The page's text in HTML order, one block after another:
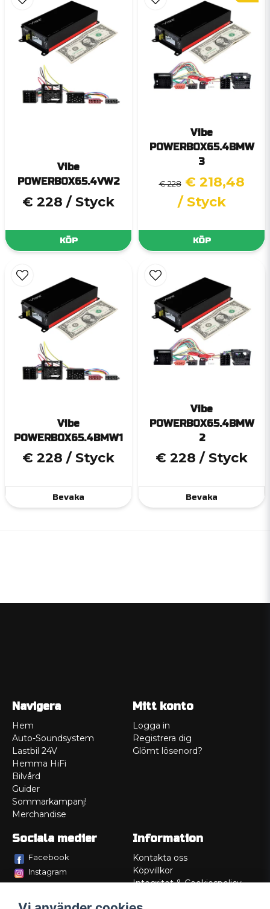
Vibe
POWERBOX65.4VW2
€ 228 / Styck
KÖP
Vibe
POWERBOX65.4BMW
3
€ 228 € 218,48
/ Styck
KÖP
Vibe
POWERBOX65.4BMW1
€ 228 / Styck
Bevaka
Vibe
POWERBOX65.4BMW
2
€ 228 / Styck
Bevaka
Navigera
Hem
Auto-Soundsystem
Lastbil 24V
Hemma HiFi
Bilvård
Guider
Sommarkampanj!
Merchandise
Mitt konto
Logga in
Registrera dig
Glömt lösenord?
Sociala medier
Facebook
Instagram
Information
Kontakta oss
Köpvillkor
Integritet & Cookiespolicy